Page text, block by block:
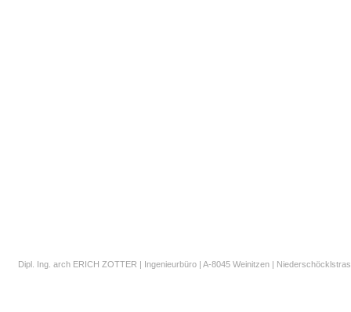
Dipl. Ing. arch ERICH ZOTTER | Ingenieurbüro | A-8045 Weinitzen |